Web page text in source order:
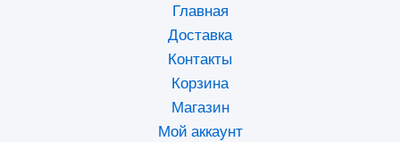
Главная
Доставка
Контакты
Корзина
Магазин
Мой аккаунт